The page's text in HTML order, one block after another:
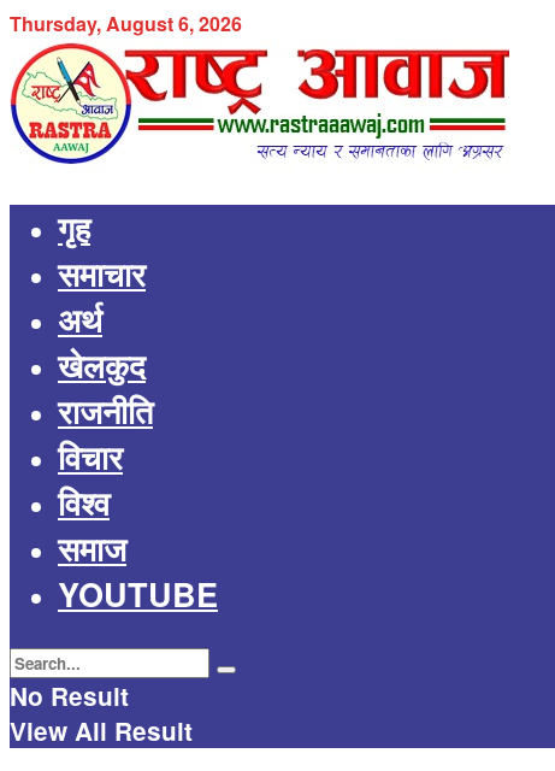
Thursday, August 6, 2026
गृह
समाचार
अर्थ
खेलकुद
राजनीति
विचार
विश्व
समाज
YOUTUBE
No Result
View All Result